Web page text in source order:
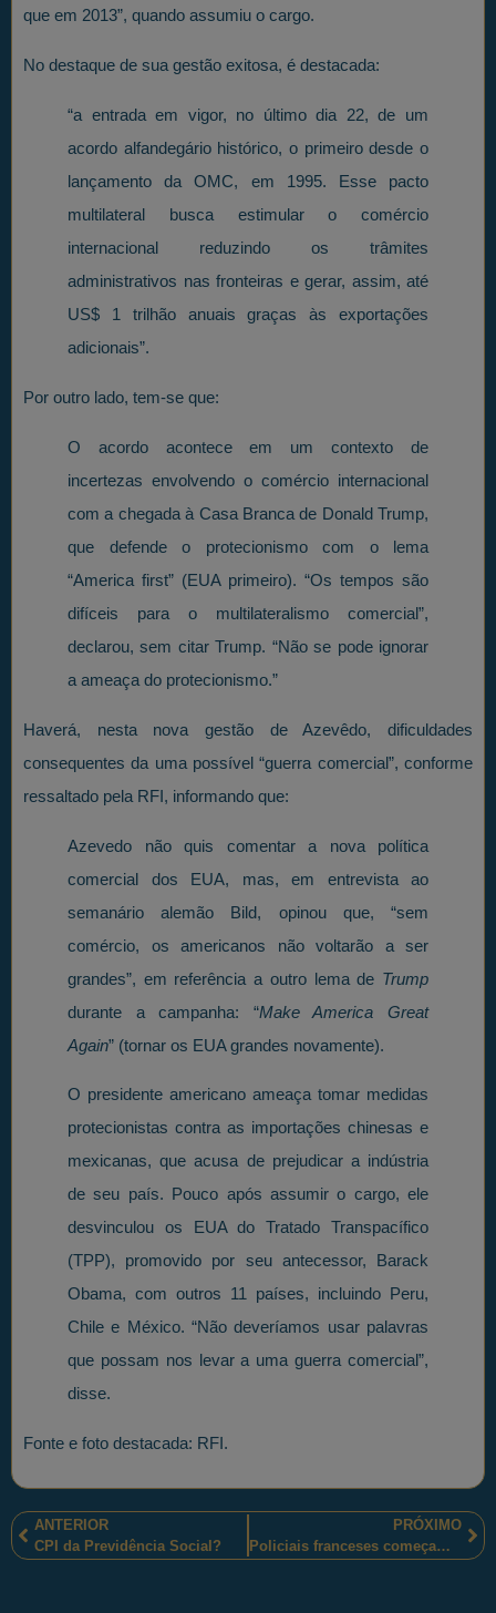
que em 2013”, quando assumiu o cargo.
No destaque de sua gestão exitosa, é destacada:
“a entrada em vigor, no último dia 22, de um
acordo alfandegário histórico, o primeiro desde o
lançamento da OMC, em 1995. Esse pacto
multilateral busca estimular o comércio
internacional reduzindo os trâmites
administrativos nas fronteiras e gerar, assim, até
US$ 1 trilhão anuais graças às exportações
adicionais”.
Por outro lado, tem-se que:
O acordo acontece em um contexto de
incertezas envolvendo o comércio internacional
com a chegada à Casa Branca de Donald Trump,
que defende o protecionismo com o lema
“America first” (EUA primeiro). “Os tempos são
difíceis para o multilateralismo comercial”,
declarou, sem citar Trump. “Não se pode ignorar
a ameaça do protecionismo.”
Haverá, nesta nova gestão de Azevêdo, dificuldades
consequentes da uma possível “guerra comercial”, conforme
ressaltado pela RFI, informando que:
Azevedo não quis comentar a nova política
comercial dos EUA, mas, em entrevista ao
semanário alemão Bild, opinou que, “sem
comércio, os americanos não voltarão a ser
grandes”, em referência a outro lema de Trump
durante a campanha: “Make America Great
Again” (tornar os EUA grandes novamente).
O presidente americano ameaça tomar medidas
protecionistas contra as importações chinesas e
mexicanas, que acusa de prejudicar a indústria
de seu país. Pouco após assumir o cargo, ele
desvinculou os EUA do Tratado Transpacífico
(TPP), promovido por seu antecessor, Barack
Obama, com outros 11 países, incluindo Peru,
Chile e México. “Não deveríamos usar palavras
que possam nos levar a uma guerra comercial”,
disse.
Fonte e foto destacada: RFI.
ANTERIOR
CPI da Previdência Social?
PRÓXIMO
Policiais franceses começam a usar câmeras individuais.